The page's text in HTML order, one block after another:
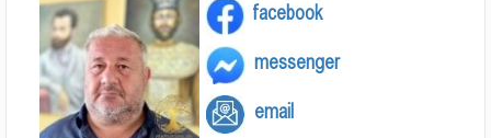
facebook
messenger
email